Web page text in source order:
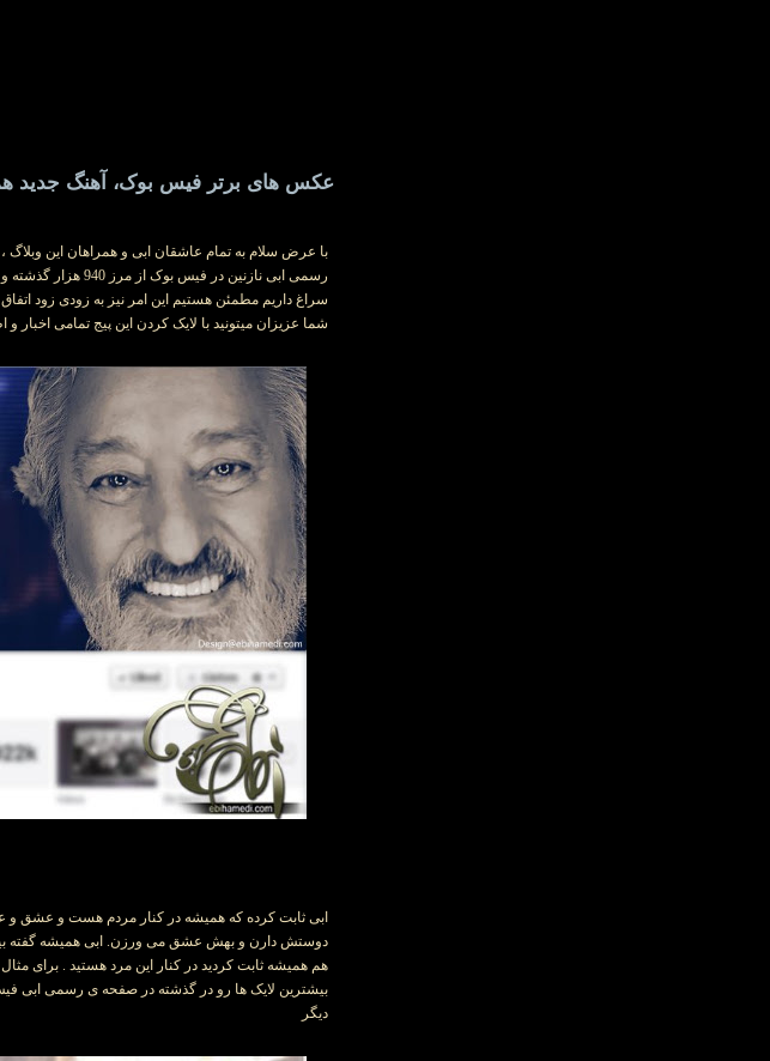
عکس های برتر فیس بوک، آهنگ جدید
با عرض سلام به تمام عاشقان ابی و همراهان این
رسمی ابی نازنین
سراغ داریم مطمئن هستیم این امر نیز به زودی زود
شما عزیزان میتونید با لایک کردن این پیج تمامی اخبار و
ابی ثابت کرده که همیشه در کنار مردم هست و عشق و
دوستش دارن و بهش عشق می ورزن. ابی همیشه گفته
هم همیشه ثابت کردید در کنار این مرد هستید .
بیشترین لایک ها رو در گذشته در صفحه ی رسمی ابی
دیگر